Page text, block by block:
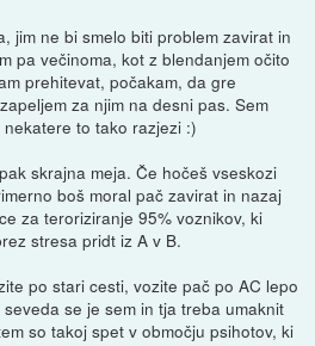
jim ne bi smelo biti problem zavirat in
pa večinoma, kot z blendanjem očito
prehitevat, počakam, da gre
za njim na desni pas. Sem
to tako razjezi :)
skrajna meja. Če hočeš vseskozi
boš moral pač zavirat in nazaj
za teroriziranje 95% voznikov, ki
stresa pridt iz A v B.
po stari cesti, vozite pač po AC lepo
se je sem in tja treba umaknit
so takoj spet v območju psihotov, ki